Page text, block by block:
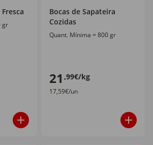
gr
Bocas de Sapateira
Cozidas
Quant. Mínima = 800 gr
21 ,99€/kg
17,59€/un